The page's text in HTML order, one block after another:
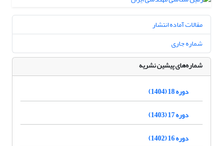
مقالات آماده انتشار
شماره جاری
شماره‌های پیشین نشریه
دوره 18 (1404)
دوره 17 (1403)
دوره 16 (1402)